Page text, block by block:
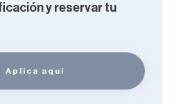
y reservar tu
Aplica aquí